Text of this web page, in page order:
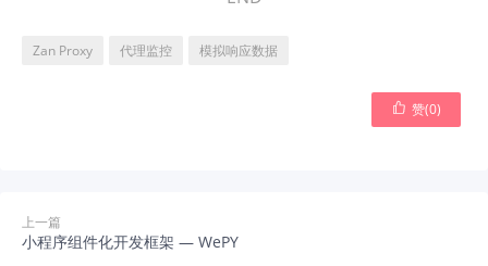
Zan Proxy 代理监控 模拟响应数据
 赞(0)
上一篇
小程序组件化开发框架 — WePY